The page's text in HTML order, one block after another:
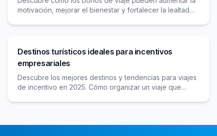
motivación, mejorar el bienestar y fortalecer la lealtad
Destinos turísticos ideales para incentivos
empresariales
Descubre los mejores destinos y tendencias para viajes
de incentivo en 2025. Cómo organizar un viaje que